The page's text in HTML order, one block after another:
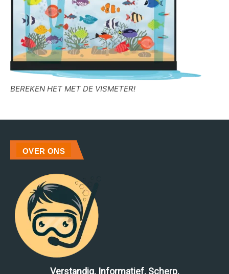
BEREKEN HET MET DE VISMETER!
OVER ONS
Verstandig. Informatief. Scherp.